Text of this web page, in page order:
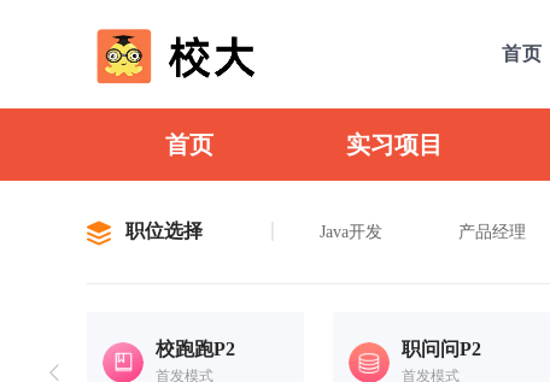
首页
首页 实习项目
职位选择 Java开发 产品经理
校跑跑P2
首发模式
职问问P2
首发模式